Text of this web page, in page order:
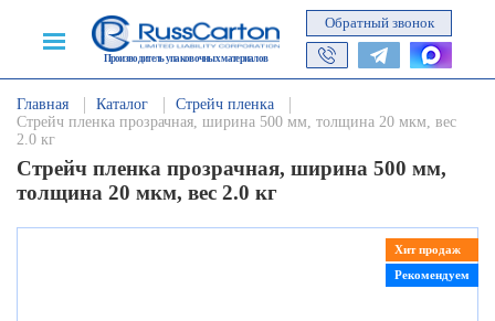
Производитель упаковочных материалов
Обратный звонок
Главная Каталог
Стрейч пленка
Стрейч пленка прозрачная, ширина 500 мм, толщина 20 мкм, вес
2.0 кг
Стрейч пленка прозрачная, ширина 500 мм,
толщина 20 мкм, вес 2.0 кг
Хит продаж
Рекомендуем